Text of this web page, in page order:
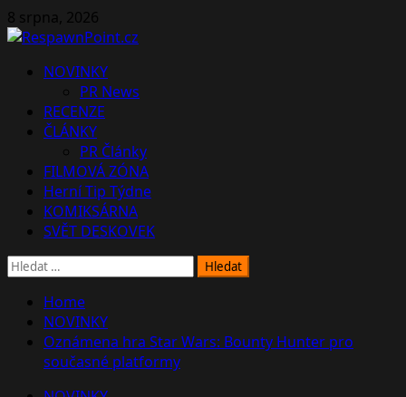
Skip
to
8 srpna, 2026
PrimaryNOVINKY
PR News
RECENZE
ČLÁNKY
PR Články
FILMOVÁ ZÓNA
Herní Tip Týdne
KOMIKSÁRNA
SVĚT DESKOVEK
Vyhledávání
Home
NOVINKY
Oznámena hra Star Wars: Bounty Hunter pro
současné platformy